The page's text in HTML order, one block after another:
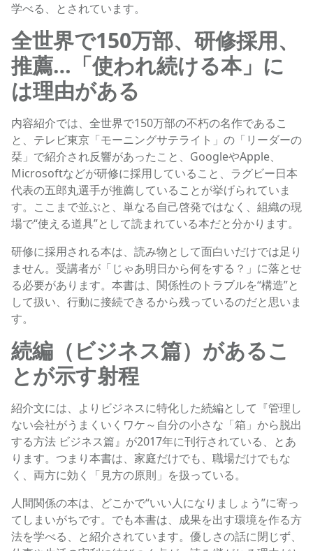
学べる、とされています。
全世界で150万部、研修採用、
推薦…「使われ続ける本」に
は理由がある
内容紹介では、全世界で150万部の不朽の名作であるこ
と、テレビ東京「モーニングサテライト」の「リーダーの
栞」で紹介され反響があったこと、GoogleやApple、
Microsoftなどが研修に採用していること、ラグビー日本
代表の五郎丸選手が推薦していることが挙げられていま
す。ここまで並ぶと、単なる自己啓発ではなく、組織の現
場で“使える道具”として読まれている本だと分かります。
研修に採用される本は、読み物として面白いだけでは足り
ません。受講者が「じゃあ明日から何をする？」に落とせ
る必要があります。本書は、関係性のトラブルを“構造”と
して扱い、行動に接続できるから残っているのだと思いま
す。
続編（ビジネス篇）があるこ
とが示す射程
紹介文には、よりビジネスに特化した続編として『管理し
ない会社がうまくいくワケ～自分の小さな「箱」から脱出
する方法 ビジネス篇』が2017年に刊行されている、とあ
ります。つまり本書は、家庭だけでも、職場だけでもな
く、両方に効く「見方の原則」を扱っている。
人間関係の本は、どこかで“いい人になりましょう”に寄っ
てしまいがちです。でも本書は、成果を出す環境を作る方
法を学べる、と紹介されています。優しさの話に閉じず、